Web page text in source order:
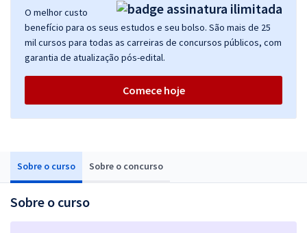
Sobre o curso Sobre o concurso
Sobre o curso
O melhor custo
benefício para os seus estudos e seu bolso. São mais de 25
mil cursos para todas as carreiras de concursos públicos, com
garantia de atualização pós-edital.
Comece hoje